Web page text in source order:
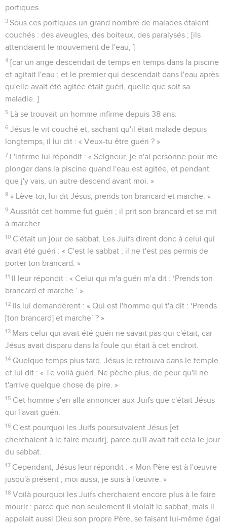
portiques.
3 Sous ces portiques un grand nombre de malades étaient
couchés : des aveugles, des boiteux, des paralysés ; [ils
attendaient le mouvement de l'eau, ]
4 [car un ange descendait de temps en temps dans la piscine
et agitait l'eau ; et le premier qui descendait dans l'eau après
qu'elle avait été agitée était guéri, quelle que soit sa
maladie. ]
5 Là se trouvait un homme infirme depuis 38 ans.
6 Jésus le vit couché et, sachant qu'il était malade depuis
longtemps, il lui dit : « Veux-tu être guéri ? »
7 L'infirme lui répondit : « Seigneur, je n'ai personne pour me
plonger dans la piscine quand l'eau est agitée, et pendant
que j'y vais, un autre descend avant moi. »
8 « Lève-toi, lui dit Jésus, prends ton brancard et marche. »
9 Aussitôt cet homme fut guéri ; il prit son brancard et se mit
à marcher.
10 C'était un jour de sabbat. Les Juifs dirent donc à celui qui
avait été guéri : « C'est le sabbat ; il ne t'est pas permis de
porter ton brancard. »
11 Il leur répondit : « Celui qui m'a guéri m'a dit : ‘Prends ton
brancard et marche.’ »
12 Ils lui demandèrent : « Qui est l'homme qui t'a dit : ‘Prends
[ton brancard] et marche’ ? »
13 Mais celui qui avait été guéri ne savait pas qui c'était, car
Jésus avait disparu dans la foule qui était à cet endroit.
14 Quelque temps plus tard, Jésus le retrouva dans le temple
et lui dit : « Te voilà guéri. Ne pèche plus, de peur qu'il ne
t'arrive quelque chose de pire. »
15 Cet homme s'en alla annoncer aux Juifs que c'était Jésus
qui l'avait guéri.
16 C'est pourquoi les Juifs poursuivaient Jésus [et
cherchaient à le faire mourir], parce qu'il avait fait cela le jour
du sabbat.
17 Cependant, Jésus leur répondit : « Mon Père est à l'œuvre
jusqu'à présent ; moi aussi, je suis à l'œuvre. »
18 Voilà pourquoi les Juifs cherchaient encore plus à le faire
mourir : parce que non seulement il violait le sabbat, mais il
appelait aussi Dieu son propre Père, se faisant lui-même égal